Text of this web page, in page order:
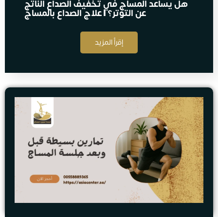
هل يساعد المساج في تخفيف الصداع الناتج
عن التوتر؟ | علاج الصداع بالمساج
إقرأ المزيد